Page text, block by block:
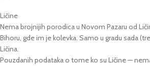
Ličine
Nema brojnijih porodica u Novom Pazaru od
Bihoru, gde im je kolevka. Samo u gradu sada
Ličina.
Pouzdanih podataka o tome ko su Ličine —